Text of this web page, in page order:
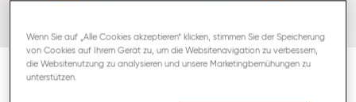
Wenn Sie auf „Alle Cookies akzeptieren“ klicken, stimmen Sie der Speicherung
von Cookies auf Ihrem Gerät zu, um die Websitenavigation zu verbessern,
die Websitenutzung zu analysieren und unsere Marketingbemühungen zu
unterstützen.